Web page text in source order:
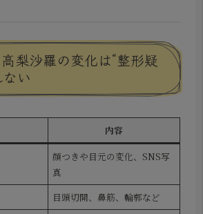
梨沙羅の変化は“整形疑
い
内容
顔つきや目元の変化、SNS写
真
目頭切開、鼻筋、輪郭など